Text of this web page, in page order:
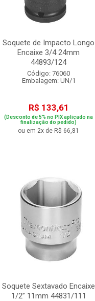
Soquete de Impacto Longo
Encaixe 3/4 24mm
44893/124
Código: 76060
Embalagem: UN/1
R$ 133,61
(Desconto de 5% no PIX aplicado na
finalização do pedido)
ou em 2x de R$ 66,81
Soquete Sextavado Encaixe
1/2” 11mm 44831/111